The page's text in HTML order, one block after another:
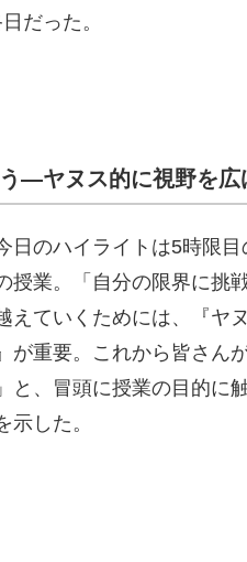
だった。
―ヤヌス的に視野を広
日のハイライトは5時限目
授業。「自分の限界に挑
えていくためには、『ヤ
が重要。これから皆さん
と、冒頭に授業の目的に
示した。